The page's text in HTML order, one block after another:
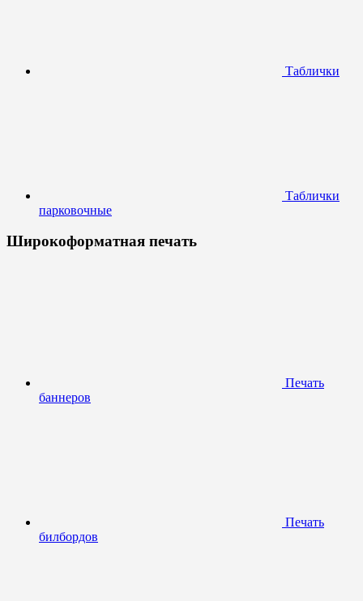
Таблички
Таблички
парковочные
Широкоформатная печать
Печать
баннеров
Печать
билбордов